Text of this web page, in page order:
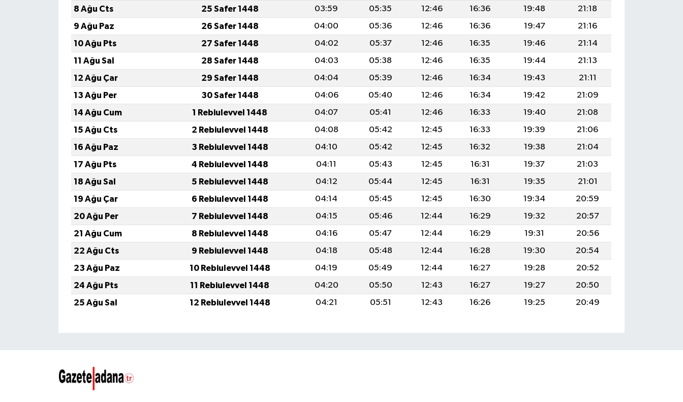
8 Ağu Cts
25 Safer 1448 03:59 05:35 12:46 16:36 19:48
21:18
9 Ağu Paz
26 Safer 1448 04:00 05:36 12:46 16:36 19:47
21:16
10 Ağu Pts
27 Safer 1448 04:02 05:37 12:46 16:35 19:46
21:14
11 Ağu Sal
28 Safer 1448 04:03 05:38 12:46 16:35 19:44
21:13
12 Ağu Çar
29 Safer 1448 04:04 05:39 12:46 16:34 19:43
21:11
13 Ağu Per
30 Safer 1448 04:06 05:40 12:46 16:34 19:42
21:09
14 Ağu Cum
1 Rebiulevvel 1448 04:07 05:41 12:46 16:33 19:40
21:08
15 Ağu Cts
2 Rebiulevvel 1448 04:08 05:42 12:45 16:33 19:39
21:06
16 Ağu Paz
3 Rebiulevvel 1448 04:10 05:42 12:45 16:32 19:38
21:04
17 Ağu Pts
4 Rebiulevvel 1448 04:11 05:43 12:45 16:31 19:37
21:03
18 Ağu Sal
5 Rebiulevvel 1448 04:12 05:44 12:45 16:31 19:35
21:01
19 Ağu Çar
6 Rebiulevvel 1448 04:14 05:45 12:45 16:30 19:34
20:59
20 Ağu Per
7 Rebiulevvel 1448 04:15 05:46 12:44 16:29 19:32
20:57
21 Ağu Cum
8 Rebiulevvel 1448 04:16 05:47 12:44 16:29 19:31
20:56
22 Ağu Cts
9 Rebiulevvel 1448 04:18 05:48 12:44 16:28 19:30
20:54
23 Ağu Paz
10 Rebiulevvel 1448 04:19 05:49 12:44 16:27 19:28
20:52
24 Ağu Pts
11 Rebiulevvel 1448 04:20 05:50 12:43 16:27 19:27
20:50
25 Ağu Sal
12 Rebiulevvel 1448 04:21 05:51 12:43 16:26 19:25 20:49